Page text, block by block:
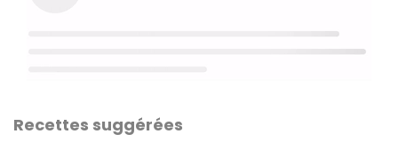
Recettes suggérées